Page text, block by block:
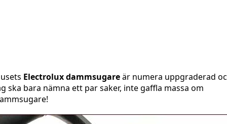
Electrolux dammsugareär numera uppgraderad
ska bara nämna ett par saker, inte gaffla massa om